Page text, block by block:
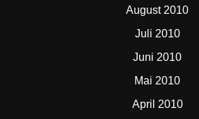
August 2010
Juli 2010
Juni 2010
Mai 2010
April 2010